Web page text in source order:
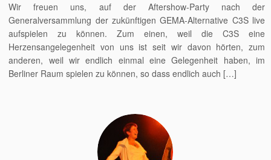
Wir freuen uns, auf der Aftershow-Party nach der
Generalversammlung der zukünftigen GEMA-Alternative C3S live
aufspielen zu können. Zum einen, weil die C3S eine
Herzensangelegenheit von uns ist seit wir davon hörten, zum
anderen, weil wir endlich einmal eine Gelegenheit haben, im
Berliner Raum spielen zu können, so dass endlich auch […]